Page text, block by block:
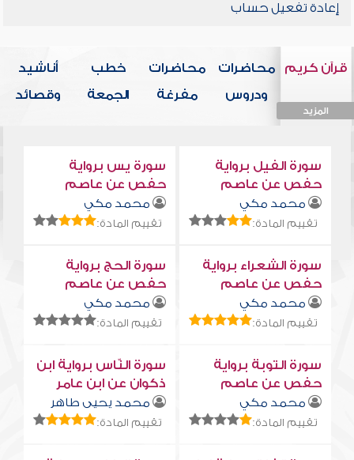
إعادة تفعيل حساب
قرآن كريم
المزيد
محاضرات
ودروس
محاضرات
مفرغة
خطب
الجمعة
أناشيد
وقصائد
سورة الفيل برواية
حفص عن عاصم
محمد مكي
تقييم المادة:
سورة يس برواية
حفص عن عاصم
محمد مكي
تقييم المادة:
سورة الشعراء برواية
حفص عن عاصم
محمد مكي
تقييم المادة:
سورة الحج برواية
حفص عن عاصم
محمد مكي
تقييم المادة:
سورة التوبة برواية
حفص عن عاصم
محمد مكي
تقييم المادة:
سورة النّاس برواية ابن
ذكوان عن ابن عامر
محمد يحيى طاهر
تقييم المادة: